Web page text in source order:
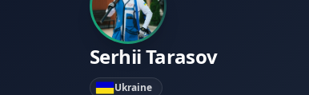
Serhii Tarasov
Ukraine